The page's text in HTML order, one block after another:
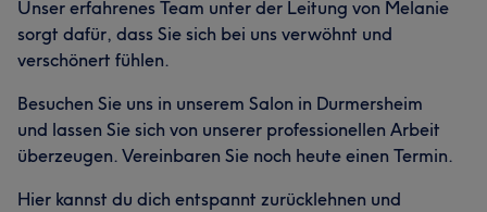
Unser erfahrenes Team unter der Leitung von Melanie
sorgt dafür, dass Sie sich bei uns verwöhnt und
verschönert fühlen.
Besuchen Sie uns in unserem Salon in Durmersheim
und lassen Sie sich von unserer professionellen Arbeit
überzeugen. Vereinbaren Sie noch heute einen Termin.
Hier kannst du dich entspannt zurücklehnen und